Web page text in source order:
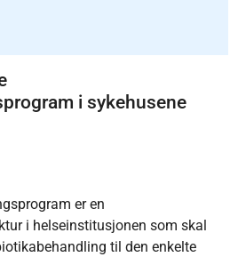
i sykehusene
er en
i helseinstitusjonen som skal
til den enkelte